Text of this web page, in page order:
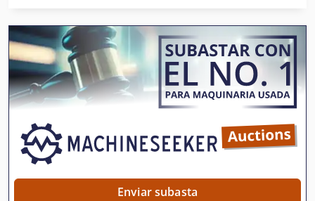
Maquina De Corte
Maquina Para
Mesa De Corte
Mesas De Acero Inoxidable
Mesas De Elevación
Máquinas Para
Enviar subasta